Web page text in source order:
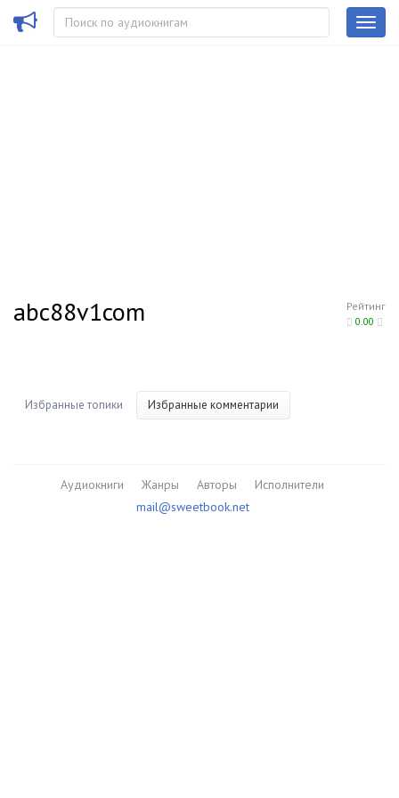
Рейтинг
0.00
abc88v1com
Избранные топики Избранные комментарии
Аудиокниги Жанры Авторы
Исполнители
mail@sweetbook.net